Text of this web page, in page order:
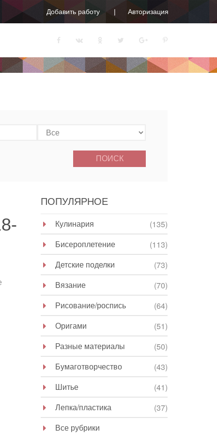
Добавить работу Авторизация
ПОИСК
ПОПУЛЯРНОЕ
Кулинария
(135)
Бисероплетение
(113)
Детские поделки
(73)
Вязание
(70)
Рисование/роспись
(64)
Оригами
(51)
Разные материалы
(50)
Бумаготворчество
(43)
Шитье
(41)
Лепка/пластика
(37)
Все рубрики